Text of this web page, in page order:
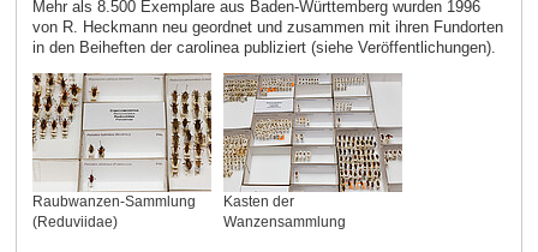
Mehr als 8.500 Exemplare aus Baden-Württemberg wurden 1996
von R. Heckmann neu geordnet und zusammen mit ihren Fundorten
in den Beiheften der carolinea publiziert (siehe Veröffentlichungen).
Raubwanzen-Sammlung
(Reduviidae)
Kasten der
Wanzensammlung